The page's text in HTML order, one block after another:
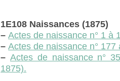
1E108 Naissances (1875)
– Actes de naissance n° 1 à
– Actes de naissance n°
– Actes de naissance n°
1875).